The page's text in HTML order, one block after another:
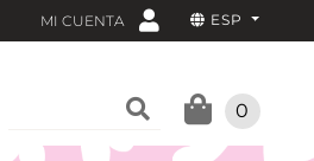
MI CUENTA ESP
0